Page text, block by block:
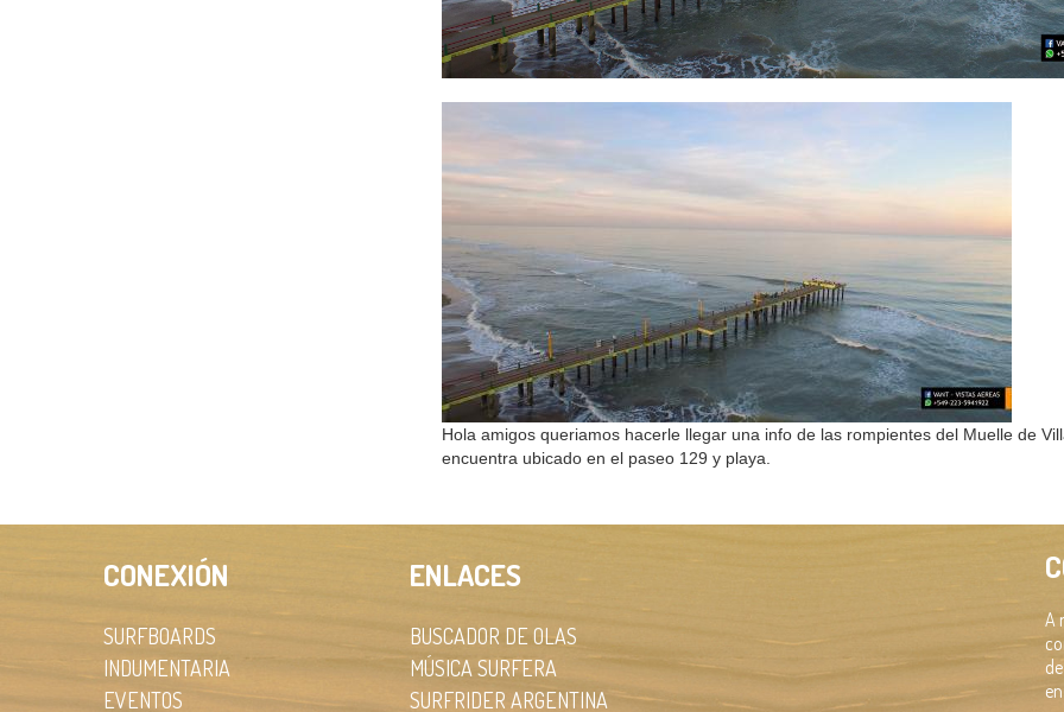
Hola amigos queriamos hacerle llegar una info de las rompientes del Muelle de
encuentra ubicado en el paseo 129 y playa.
CONEXIÓN
SURFBOARDS
INDUMENTARIA
EVENTOS
ENLACES
BUSCADOR DE OLAS
MÚSICA SURFERA
SURFRIDER ARGENTINA
A